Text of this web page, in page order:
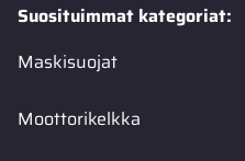
Suosituimmat kategoriat:
Maskisuojat
Moottorikelkka